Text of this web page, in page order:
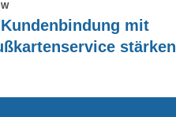
mit
stärken